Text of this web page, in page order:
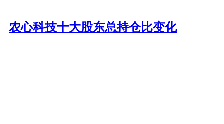
农心科技十大股东总持仓比变化